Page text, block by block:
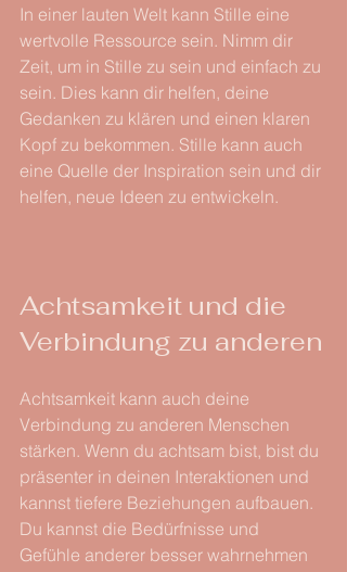
In einer lauten Welt kann Stille eine
wertvolle Ressource sein. Nimm dir
Zeit, um in Stille zu sein und einfach zu
sein. Dies kann dir helfen, deine
Gedanken zu klären und einen klaren
Kopf zu bekommen. Stille kann auch
eine Quelle der Inspiration sein und dir
helfen, neue Ideen zu entwickeln.
Achtsamkeit und die
Verbindung zu anderen
Achtsamkeit kann auch deine
Verbindung zu anderen Menschen
stärken. Wenn du achtsam bist, bist du
präsenter in deinen Interaktionen und
kannst tiefere Beziehungen aufbauen.
Du kannst die Bedürfnisse und
Gefühle anderer besser wahrnehmen